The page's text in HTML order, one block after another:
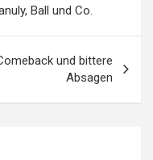
Ball und Co.
und bittere
Absagen